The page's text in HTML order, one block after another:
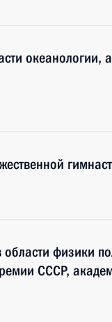
океанологии,
физики
СССР,